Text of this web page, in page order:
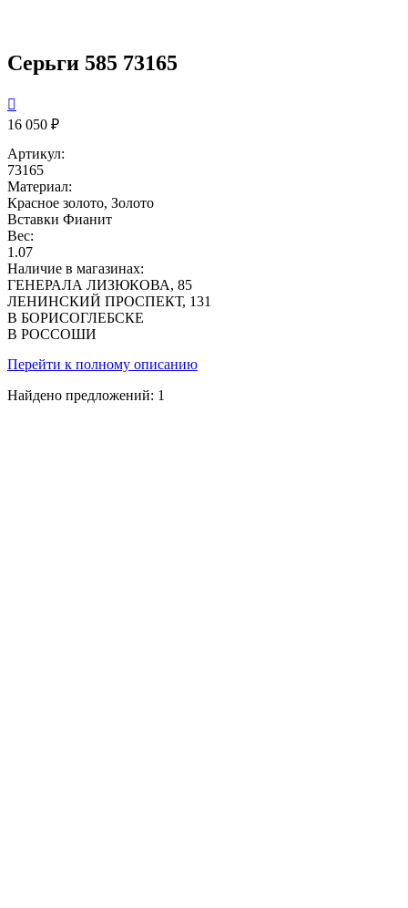
Серьги 585 73165

16 050 ₽
Артикул:
73165
Материал:
Красное золото, Золото
Вставки Фианит
Вес:
1.07
Наличие в магазинах:
ГЕНЕРАЛА ЛИЗЮКОВА, 85
ЛЕНИНСКИЙ ПРОСПЕКТ, 131
В БОРИСОГЛЕБСКЕ
В РОССОШИ
Перейти к полному описанию
Найдено предложений: 1